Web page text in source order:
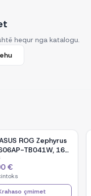
hequr nga katalogu.
ROG Zephyrus
TB041W, 16-
Intel Core Ultra 9
GeForce RTX
RAM, 1TB SSD,
11 - Black
€
çmimet